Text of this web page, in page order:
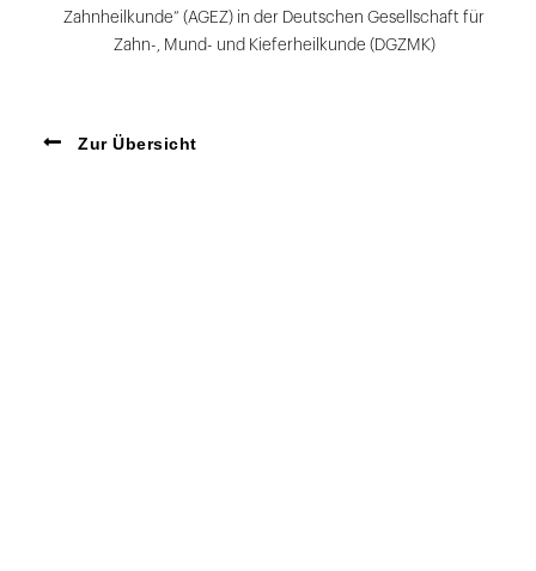
Zahnheilkunde“ (AGEZ) in der Deutschen Gesellschaft für
Zahn-, Mund- und Kieferheilkunde (DGZMK)
Zur Übersicht